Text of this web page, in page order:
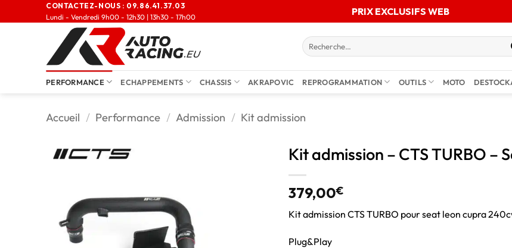
CONTACTEZ-NOUS : 09.86.41.37.03
Lundi - Vendredi 9h00 - 12h30 | 13h30 - 17h00
PRIX EXCLUSIFS WEB
PERFORMANCE ECHAPPEMENTS CHASSIS AKRAPOVIC REPROGRAMMATION OUTILS MOTO
Accueil / Performance / Admission / Kit admission
Kit admission – CTS TURBO –
379,00€
Kit admission CTS TURBO pour seat leon cupra
Plug&Play